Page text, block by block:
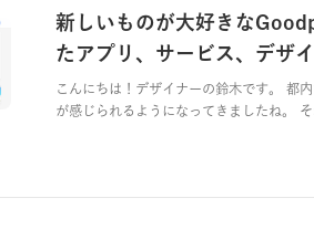
新しいものが大好きな
たアプリ、サービス、デザ
こんにちは！デザイナーの鈴木です。 都
が感じられるようになってきましたね。